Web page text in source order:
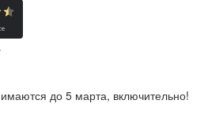
до 5 марта, включительно!